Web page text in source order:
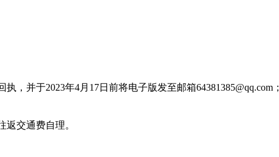
，并于2023年4月17日前将电子版发至邮箱64381385@qq.com；
返交通费自理。